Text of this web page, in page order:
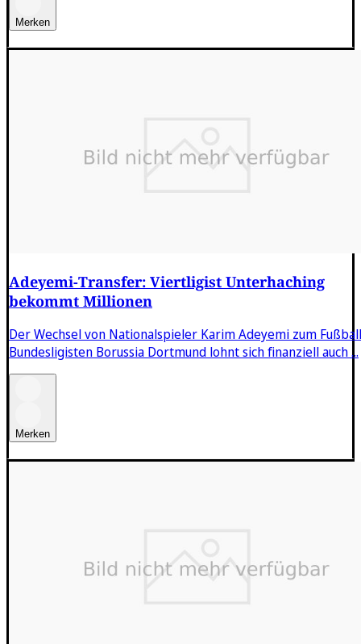
Merken
Adeyemi-Transfer: Viertligist Unterhaching
bekommt Millionen
Der Wechsel von Nationalspieler Karim Adeyemi zum
Bundesligisten Borussia Dortmund lohnt sich finanziell auch ...
Merken